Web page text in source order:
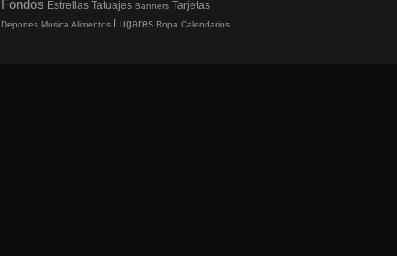
Fondos Estrellas Tatuajes Banners Tarjetas
Deportes Musica Alimentos Lugares Ropa Calendarios